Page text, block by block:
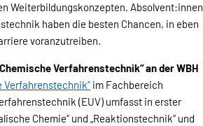
Weiterbildungskonzepten. Absolvent:innen
haben die besten Chancen, in eben
voranzutreiben.
Verfahrenstechnik“ an der WBH
Verfahrenstechnik“ im Fachbereich
(EUV) umfasst in erster
Chemie“ und „Reaktionstechnik“ und